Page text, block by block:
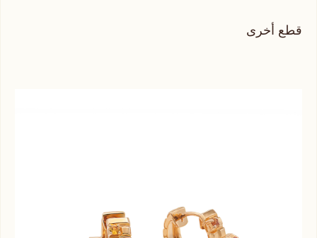
قطع أخرى